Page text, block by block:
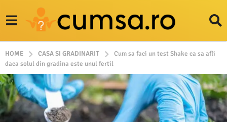
HOME CASA SI GRADINARIT
Cum sa faci un test Shake ca sa afli
daca solul din gradina este unul fertil